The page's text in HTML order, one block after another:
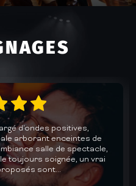
cuisine au top dans une
de Gironde. Des lives
des soirées dansantes
fois renouvelé. Je
vivement.